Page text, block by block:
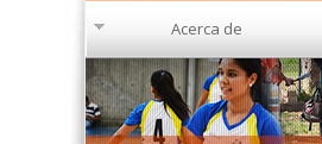
Acerca de